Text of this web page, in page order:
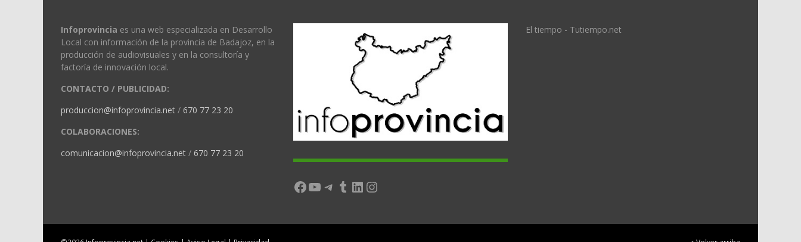
Infoprovincia es una web especializada en Desarrollo
Local con información de la provincia de Badajoz, en la
producción de audiovisuales y en la consultoría y
factoría de innovación local.
CONTACTO / PUBLICIDAD:
produccion@infoprovincia.net / 670 77 23 20
COLABORACIONES:
comunicacion@infoprovincia.net / 670 77 23 20
Facebook
YouTube
Telegram
Tumblr
LinkedIn
Instagram
El tiempo - Tutiempo.net